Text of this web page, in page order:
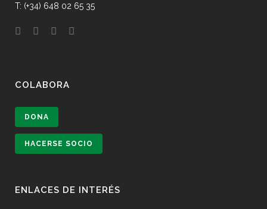
T: (+34) 648 02 65 35
COLABORA
DONA
HACERSE SOCIO
ENLACES DE INTERÉS